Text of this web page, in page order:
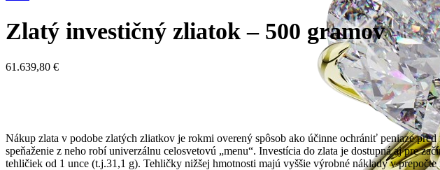
Zlatý investičný zliatok – 500 gramov
61.639,80 €
Nákup zlata v podobe zlatých zliatkov je rokmi overený spôsob ako účinne ochrániť peniaze
speňaženie z neho robí univerzálnu celosvetovú „menu“. Investícia do zlata je dostupná aj pre
tehličiek od 1 unce (t.j.31,1 g). Tehličky nižšej hmotnosti majú vyššie výrobné náklady v